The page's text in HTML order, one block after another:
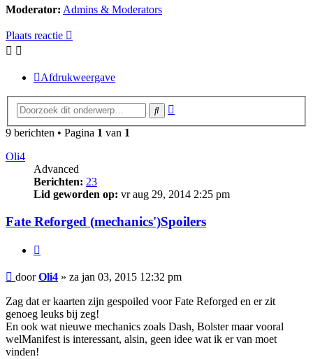
Moderator: Admins & Moderators
Plaats reactie
Afdrukweergave
Zoek
9 berichten • Pagina 1 van 1
Oli4
Advanced
Berichten: 23
Lid geworden op: vr aug 29, 2014 2:25 pm
Fate Reforged (mechanics')Spoilers
Bericht
doorOli4 » za jan 03, 2015 12:32 pm
Zag dat er kaarten zijn gespoiled voor Fate Reforged en er zit
genoeg leuks bij zeg!
En ook wat nieuwe mechanics zoals Dash, Bolster maar vooral
welManifest is interessant, alsin, geen idee wat ik er van moet
vinden!